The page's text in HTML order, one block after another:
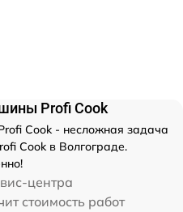
Profi Cook
Cook - несложная задача
Cook в Волгограде.
центра
стоимость работ